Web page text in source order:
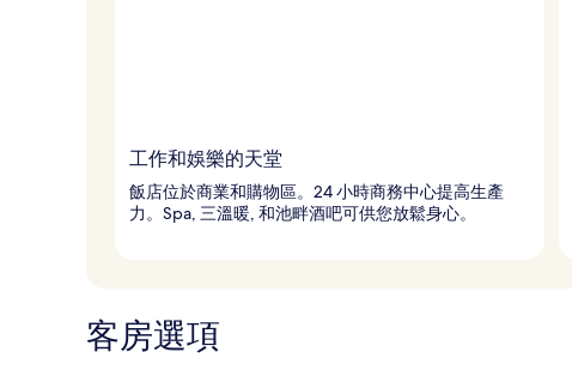
工作和娛樂的天堂
飯店位於商業和購物區。24 小時商務中心提高生產
力。Spa, 三溫暖, 和池畔酒吧可供您放鬆身心。
客房選項